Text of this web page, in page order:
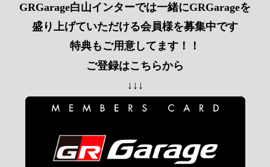
GRGarage白山インターでは一緒にGRGarageを
盛り上げていただける会員様を募集中です
特典もご用意してます！！
ご登録はこちらから
↓↓↓